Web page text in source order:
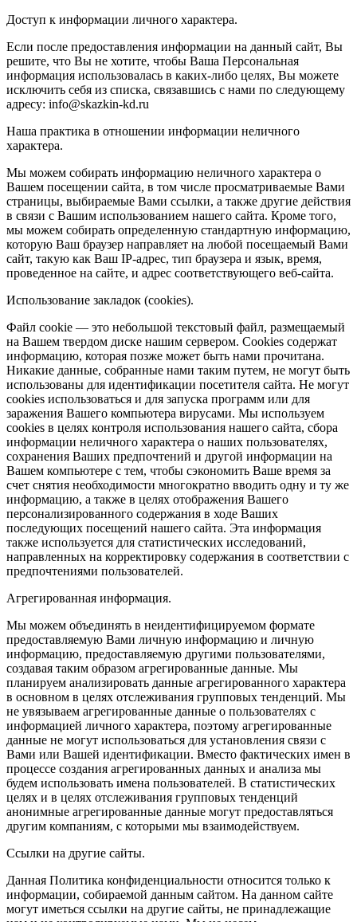
Доступ к информации личного характера.
Если после предоставления информации на данный сайт, Вы
решите, что Вы не хотите, чтобы Ваша Персональная
информация использовалась в каких-либо целях, Вы можете
исключить себя из списка, связавшись с нами по следующему
адресу: info@skazkin-kd.ru
Наша практика в отношении информации неличного
характера.
Мы можем собирать информацию неличного характера о
Вашем посещении сайта, в том числе просматриваемые Вами
страницы, выбираемые Вами ссылки, а также другие действия
в связи с Вашим использованием нашего сайта. Кроме того,
мы можем собирать определенную стандартную информацию,
которую Ваш браузер направляет на любой посещаемый Вами
сайт, такую как Ваш IP-адрес, тип браузера и язык, время,
проведенное на сайте, и адрес соответствующего веб-сайта.
Использование закладок (cookies).
Файл cookie — это небольшой текстовый файл, размещаемый
на Вашем твердом диске нашим сервером. Cookies содержат
информацию, которая позже может быть нами прочитана.
Никакие данные, собранные нами таким путем, не могут быть
использованы для идентификации посетителя сайта. Не могут
cookies использоваться и для запуска программ или для
заражения Вашего компьютера вирусами. Мы используем
cookies в целях контроля использования нашего сайта, сбора
информации неличного характера о наших пользователях,
сохранения Ваших предпочтений и другой информации на
Вашем компьютере с тем, чтобы сэкономить Ваше время за
счет снятия необходимости многократно вводить одну и ту же
информацию, а также в целях отображения Вашего
персонализированного содержания в ходе Ваших
последующих посещений нашего сайта. Эта информация
также используется для статистических исследований,
направленных на корректировку содержания в соответствии с
предпочтениями пользователей.
Агрегированная информация.
Мы можем объединять в неидентифицируемом формате
предоставляемую Вами личную информацию и личную
информацию, предоставляемую другими пользователями,
создавая таким образом агрегированные данные. Мы
планируем анализировать данные агрегированного характера
в основном в целях отслеживания групповых тенденций. Мы
не увязываем агрегированные данные о пользователях с
информацией личного характера, поэтому агрегированные
данные не могут использоваться для установления связи с
Вами или Вашей идентификации. Вместо фактических имен в
процессе создания агрегированных данных и анализа мы
будем использовать имена пользователей. В статистических
целях и в целях отслеживания групповых тенденций
анонимные агрегированные данные могут предоставляться
другим компаниям, с которыми мы взаимодействуем.
Ссылки на другие сайты.
Данная Политика конфиденциальности относится только к
информации, собираемой данным сайтом. На данном сайте
могут иметься ссылки на другие сайты, не принадлежащие